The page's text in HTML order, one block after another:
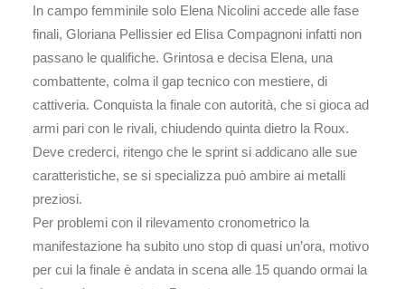
In campo femminile solo Elena Nicolini accede alle fase
finali, Gloriana Pellissier ed Elisa Compagnoni infatti non
passano le qualifiche. Grintosa e decisa Elena, una
combattente, colma il gap tecnico con mestiere, di
cattiveria. Conquista la finale con autorità, che si gioca ad
armi pari con le rivali, chiudendo quinta dietro la Roux.
Deve crederci, ritengo che le sprint si addicano alle sue
caratteristiche, se si specializza può ambire ai metalli
preziosi.
Per problemi con il rilevamento cronometrico la
manifestazione ha subito uno stop di quasi un’ora, motivo
per cui la finale è andata in scena alle 15 quando ormai la